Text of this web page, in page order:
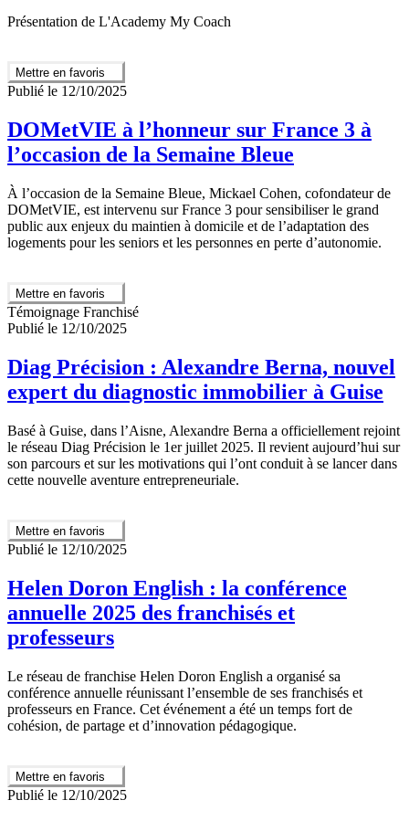
Présentation de L'Academy My Coach
Mettre en favoris
Publié le 12/10/2025
DOMetVIE à l’honneur sur France 3 à
l’occasion de la Semaine Bleue
À l’occasion de la Semaine Bleue, Mickael Cohen, cofondateur de
DOMetVIE, est intervenu sur France 3 pour sensibiliser le grand
public aux enjeux du maintien à domicile et de l’adaptation des
logements pour les seniors et les personnes en perte d’autonomie.
Mettre en favoris
Témoignage Franchisé
Publié le 12/10/2025
Diag Précision : Alexandre Berna, nouvel
expert du diagnostic immobilier à Guise
Basé à Guise, dans l’Aisne, Alexandre Berna a officiellement rejoint
le réseau Diag Précision le 1er juillet 2025. Il revient aujourd’hui sur
son parcours et sur les motivations qui l’ont conduit à se lancer dans
cette nouvelle aventure entrepreneuriale.
Mettre en favoris
Publié le 12/10/2025
Helen Doron English : la conférence
annuelle 2025 des franchisés et
professeurs
Le réseau de franchise Helen Doron English a organisé sa
conférence annuelle réunissant l’ensemble de ses franchisés et
professeurs en France. Cet événement a été un temps fort de
cohésion, de partage et d’innovation pédagogique.
Mettre en favoris
Publié le 12/10/2025